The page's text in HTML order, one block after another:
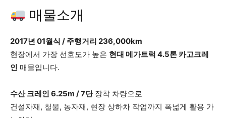
매물소개
2017년 01월식 / 주행거리 236,000km
현장에서 가장 선호도가 높은 현대 메가트럭 4.5톤 카고크레
인 매물입니다.
수산 크레인 6.25m / 7단장착 차량으로
건설자재, 철물, 농자재, 현장 상하차 작업까지 폭넓게 활용 가